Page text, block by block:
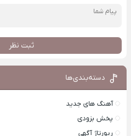
ثبت نظر
دسته‌بندی‌ها
آهنگ های جدید
پخش بزودی
رپورتاژ آگهی